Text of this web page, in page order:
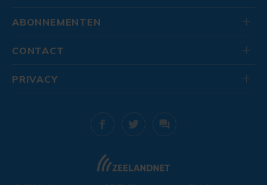
ABONNEMENTEN
CONTACT
PRIVACY